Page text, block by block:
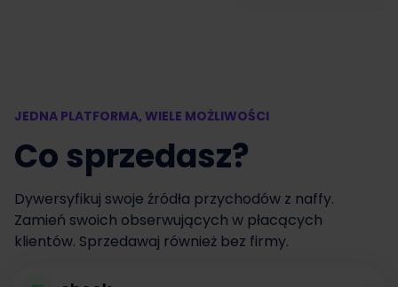
JEDNA PLATFORMA, WIELE MOŻLIWOŚCI
Co sprzedasz?
Dywersyfikuj swoje źródła przychodów z naffy.
Zamień swoich obserwujących w płacących
klientów. Sprzedawaj również bez firmy.